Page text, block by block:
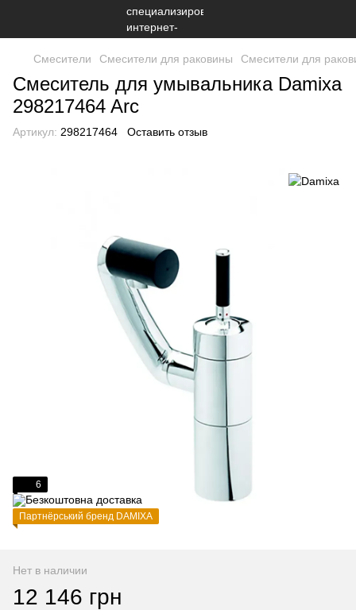
Смесители Смесители для раковины Смесители для
Смеситель для умывальника Damixa
298217464 Arc
Артикул: 298217464 Оставить отзыв
6
Партнёрський бренд DAMIXA
Нет в наличии
12 146 грн